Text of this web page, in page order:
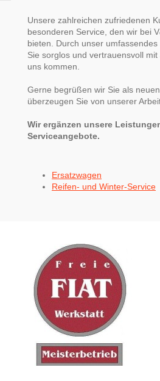
Unsere zahlreichen zufriedenen
besonderen Service, den wir bei
bieten. Durch unser
Sie sorglos und vertrauensvoll
uns kommen.
Gerne begrüßen wir Sie als
überzeugen Sie von unserer
Wir ergänzen unsere
Serviceangebote.
Ersatzwagen
Reifen- und Winter-Service